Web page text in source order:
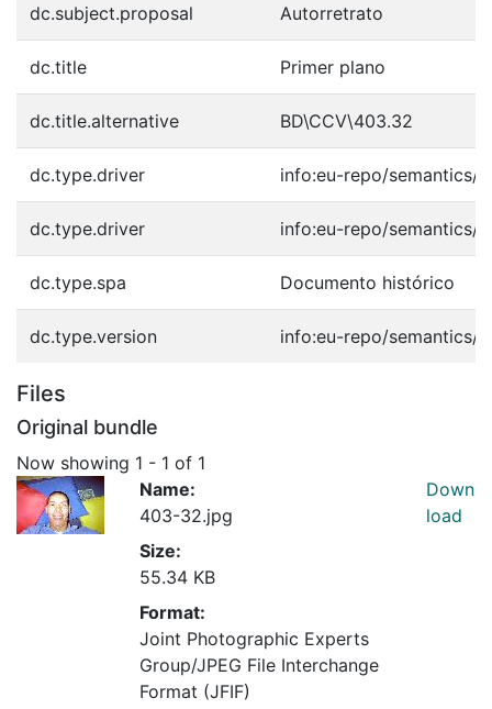
dc.subject.proposal Autorretrato
dc.title Primer plano
dc.title.alternative BD\CCV\403.32
dc.type.driver info:eu-repo/semantics/
dc.type.driver info:eu-repo/semantics/
dc.type.spa Documento histórico
dc.type.version info:eu-repo/semantics/
Files
Original bundle
Now showing 1 - 1 of 1
Name:
403-32.jpg
Size:
55.34 KB
Format:
Joint Photographic Experts
Group/JPEG File Interchange
Format (JFIF)
Down
load